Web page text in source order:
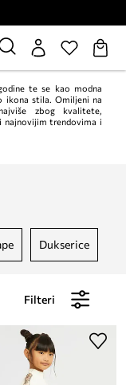
te se kao modna
ikona stila. Omiljeni na
zbog kvalitete,
najnovijim trendovima i
dukserice
Filteri